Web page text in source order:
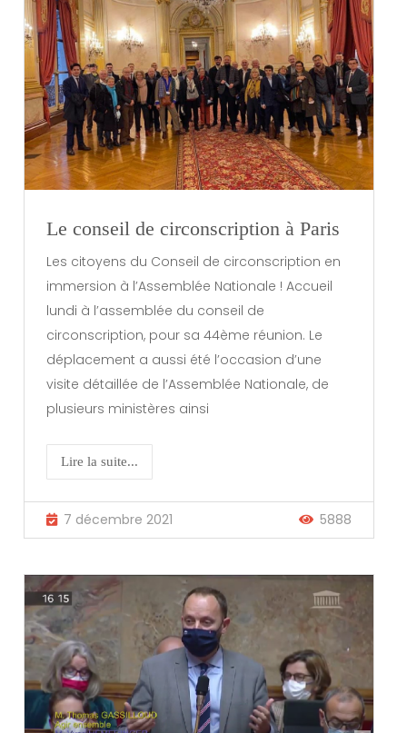
Le conseil de circonscription à Paris
Les citoyens du Conseil de circonscription en
immersion à l’Assemblée Nationale ! Accueil
lundi à l’assemblée du conseil de
circonscription, pour sa 44ème réunion. Le
déplacement a aussi été l’occasion d’une
visite détaillée de l’Assemblée Nationale, de
plusieurs ministères ainsi
Lire la suite...
7 décembre 2021 5888